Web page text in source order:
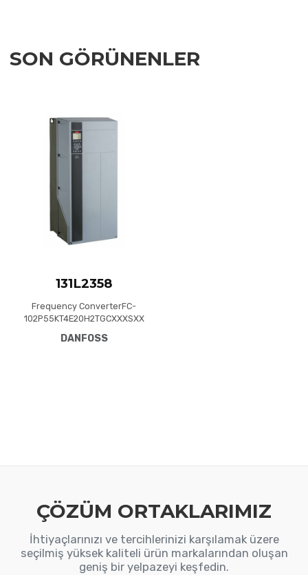
SON GÖRÜNENLER
131L2358
Frequency ConverterFC-
102P55KT4E20H2TGCXXXSXX
Drive FC-102(P55K) 55 KW /
DANFOSS
ÇÖZÜM ORTAKLARIMIZ
İhtiyaçlarınızı ve tercihlerinizi karşılamak üzere
seçilmiş yüksek kaliteli ürün markalarından oluşan
geniş bir yelpazeyi keşfedin.